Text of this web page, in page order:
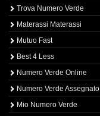
Trova Numero Verde
Materassi Materassi
Mutuo Fast
Best 4 Less
Numero Verde Online
Numero Verde Assegnato
Mio Numero Verde